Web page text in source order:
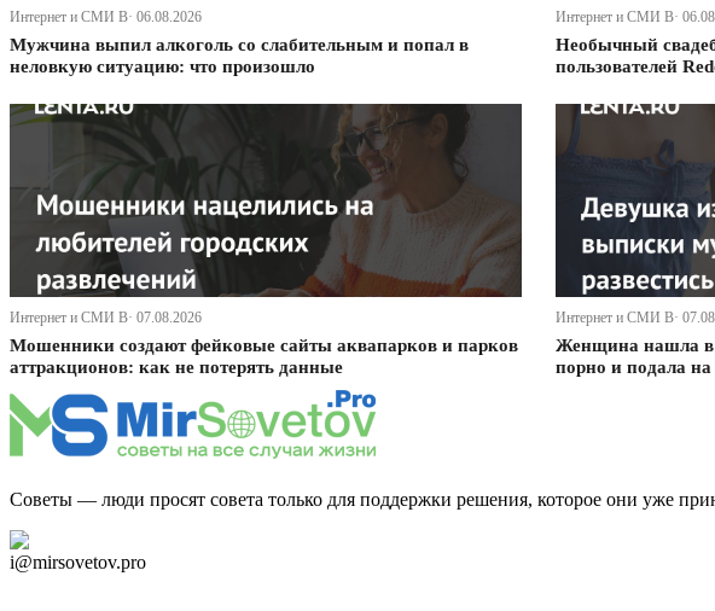
Интернет и СМИ В· 06.08.2026
Мужчина выпил алкоголь со слабительным и попал в
неловкую ситуацию: что произошло
Интернет и СМИ В·
Необычный
пользователей
Интернет и СМИ В· 07.08.2026
Мошенники создают фейковые сайты аквапарков и парков
аттракционов: как не потерять данные
Интернет и СМИ В·
Женщина нашла в
порно и подала на
Советы — люди просят совета только для поддержки решения, которое они уже
i@mirsovetov.pro